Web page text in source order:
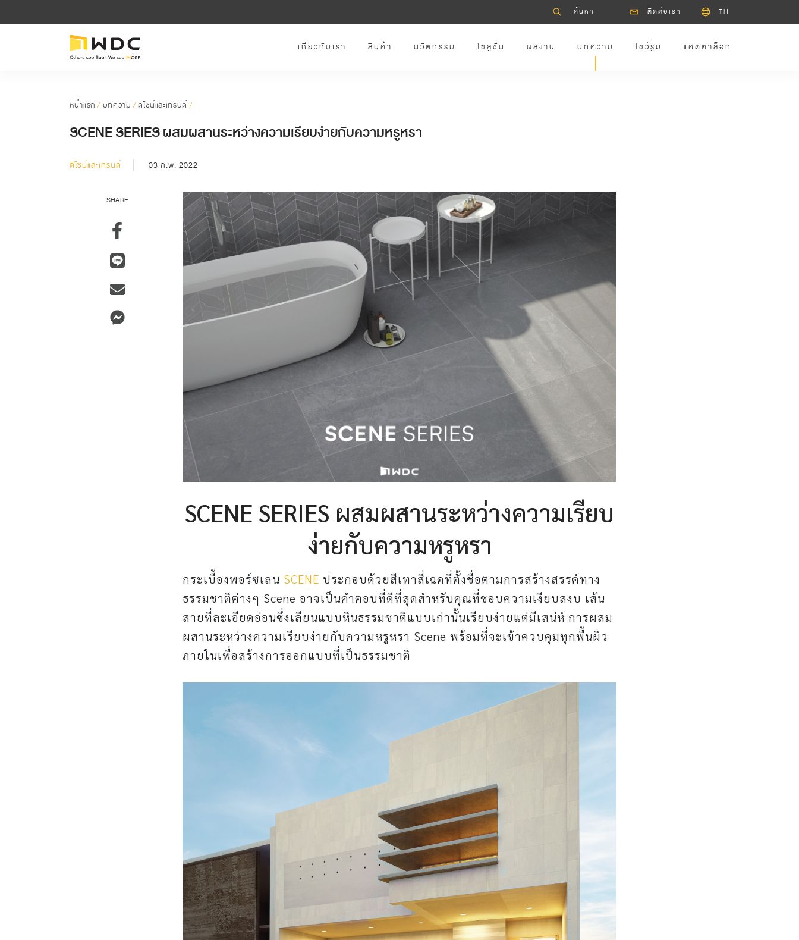
ติดต่อเรา TH
เกี่ยวกับเรา สินค้า นวัตกรรม โซลูชั่น ผลงาน บทความ โชว์รูม แคตตาล็อก
หน้าแรก / บทความ /ดีไซน์และเทรนด์ /
SCENE SERIES ผสมผสานระหว่างความเรียบง่ายกับความหรูหรา
ดีไซน์และเทรนด์ 03 ก.พ. 2022
SHARE
SCENE SERIES ผสมผสานระหว่างความเรียบ
ง่ายกับความหรูหรา
กระเบื้องพอร์ซเลน SCENE ประกอบด้วยสีเทาสี่เฉดที่ตั้งชื่อตามการสร้างสรรค์ทาง
ธรรมชาติต่างๆ Scene อาจเป็นคำตอบที่ดีที่สุดสำหรับคุณที่ชอบความเงียบสงบ เส้น
สายที่ละเอียดอ่อนซึ่งเลียนแบบหินธรรมชาติแบบเก่านั้นเรียบง่ายแต่มีเสน่ห์ การผสม
ผสานระหว่างความเรียบง่ายกับความหรูหรา Scene พร้อมที่จะเข้าควบคุมทุกพื้นผิว
ภายในเพื่อสร้างการออกแบบที่เป็นธรรมชาติ